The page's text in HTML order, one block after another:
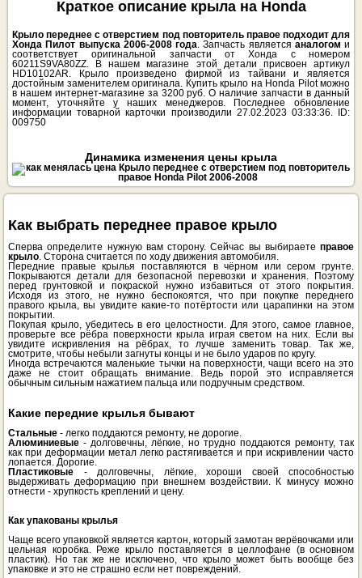
Краткое описание крыла на Honda
Крыло переднее с отверстием под повторитель правое подходит для
Хонда Пилот выпуска 2006-2008 года. Запчасть является аналогом и
соответствует оригинальной запчасти от Хонда с номером
60211S9VA80ZZ. В нашем магазине этой детали присвоен артикул
HD10102AR. Крыло произведено фирмой из тайвани и является
достойным заменителем оригинала. Купить крыло на Honda Pilot можно
в нашем интернет-магазине за 3200 руб. О наличие запчасти в данный
момент, уточняйте у наших менеджеров. Последнее обновление
информации товарной карточки производили 27.02.2023 03:33:36. ID:
009750
Динамика изменения цены крыла
Как выбрать переднее правое крыло
Сперва определите нужную вам сторону. Сейчас вы выбираете правое
крыло. Сторона считается по ходу движения автомобиля.
Передние правые крылья поставляются в чёрном или сером грунте.
Покрываются детали для безопасной перевозки и хранения. Поэтому
перед грунтовкой и покраской нужно избавиться от этого покрытия.
Исходя из этого, не нужно беспокоятся, что при покупке переднего
правого крыла, вы увидите какие-то потёртости или царапинки на этом
покрытии.
Покупая крыло, убедитесь в его целостности. Для этого, самое главное,
проверьте все рёбра поверхности крыла играя светом на них. Если вы
увидите искривления на рёбрах, то лучше заменить товар. Так же,
смотрите, чтобы небыли загнуты концы и не было ударов по кругу.
Иногда встречаются маленькие тычки на поверхности, чащи всего на это
даже не стоит обращать внимание. Ведь порой это исправляется
обычным сильным нажатием пальца или подручным средством.
Какие передние крылья бывают
Стальные - легко поддаются ремонту, не дорогие.
Алюминиевые - долговечны, лёгкие, но трудно поддаются ремонту, так
как при деформации метал легко растягивается и при искривлении часто
лопается. Дорогие.
Пластиковые - долговечны, лёгкие, хороши своей способностью
выдерживать деформацию при внешнем воздействии. К минусу можно
отнести - хрупкость креплений и цену.
Как упакованы крылья
Чаще всего упаковкой является картон, который замотан верёвочками или
цельная коробка. Реже крыло поставляется в целлофане (в основном
пластик). Но так же не исключено, что крыло может быть вообще без
упаковке и это не страшно если нет повреждений.